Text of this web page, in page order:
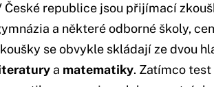
České republice jsou přijímací
a některé odborné školy,
se obvykle skládají ze dvou
a matematiky. Zatímco